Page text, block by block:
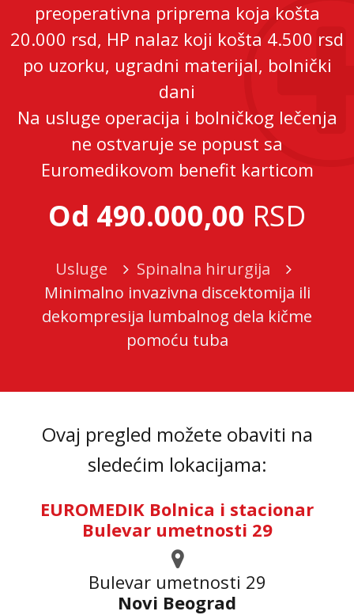
preoperativna priprema koja košta
20.000 rsd, HP nalaz koji košta 4.500 rsd
po uzorku, ugradni materijal, bolnički
dani
Na usluge operacija i bolničkog lečenja
ne ostvaruje se popust sa
Euromedikovom benefit karticom
Od 490.000,00 RSD
Usluge
Spinalna hirurgija
Minimalno invazivna discektomija ili
dekompresija lumbalnog dela kičme
pomoću tuba
Ovaj pregled možete obaviti na
sledećim lokacijama:
EUROMEDIK Bolnica i stacionar
Bulevar umetnosti 29
Bulevar umetnosti 29
Novi Beograd